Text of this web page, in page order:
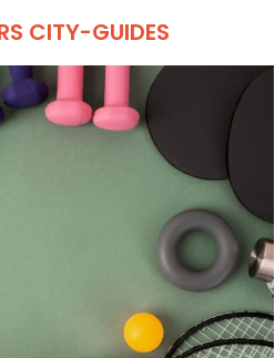
CITY-GUIDES